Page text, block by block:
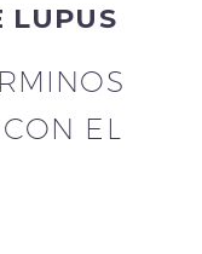
LUPUS
EL